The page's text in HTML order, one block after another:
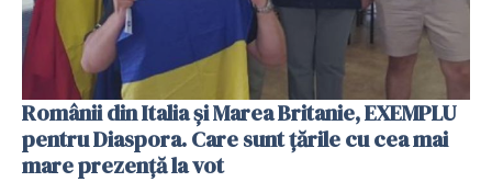
Românii din Italia și Marea Britanie, EXEMPLU
pentru Diaspora. Care sunt țările cu cea mai
mare prezență la vot